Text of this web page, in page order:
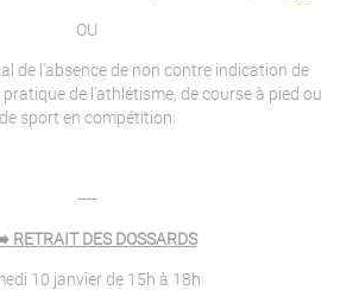
OU
de l'absence de non contre indication de
de l'athlétisme, de course à pied ou
de sport en compétition.
----
RETRAIT DES DOSSARDS
10 janvier de 15h à 18h